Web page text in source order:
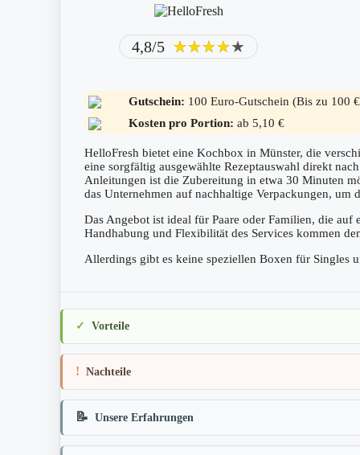
4,8/5 ★★★★★
★★★★★
Gutschein: 100 Euro-Gutschein (Bis zu 100
Kosten pro Portion:ab 5,10 €
HelloFresh bietet eine Kochbox in Münster, die
eine sorgfältig ausgewählte Rezeptauswahl direkt
Anleitungen ist die Zubereitung in etwa 30 Minuten
das Unternehmen auf nachhaltige Verpackungen,
Das Angebot ist ideal für Paare oder Familien, die
Handhabung und Flexibilität des Services kommen
Allerdings gibt es keine speziellen Boxen für Singles
Vorteile
Nachteile
Unsere Erfahrungen